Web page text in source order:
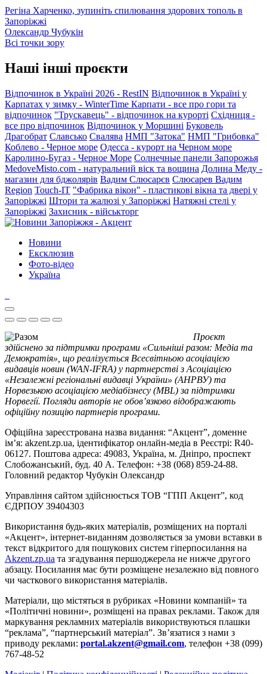
Регіна Харченко, зупиніть спилювання здорових тополь в
Запоріжжі
Олександр Чубукін
Всі точки зору
Наші інші проєкти
Відпочинок в Україні 2026 - RestIN Відпочинок в Україні у
Карпатах у зимку - WinterTime Карпати - все про гори та
відпочинок "Трускавець" - відпочинок на курорті Східниця -
все про відпочинок Відпочинок у Моршині Буковель
Драгобрат Славсько Свалява НМП "Затока" НМП "Грибовка"
Коблево - Черное море Одесса - курорт на Черном море
Каролино-Бугаз - Черное Море Солнечные панели Запорожья
MedoveMisto.com - натуральний віск та вощина Долина Меду -
магазин для бджолярів Вадим Слюсарєв Слюсарев Вадим
Region Touch-IT "Фабрика вікон" - пластикові вікна та двері у
Запоріжжі Штори та жалюзі у Запоріжжі Натяжні стелі у
Запоріжжі Захисник - військторг
Новини
Ексклюзив
Фото-відео
Україна
Проєкт
здійснено за підтримки програми «Сильніші разом: Медіа та
Демократія», що реалізується Всесвітньою асоціацією
видавців новин (WAN-IFRA) у партнерстві з Асоціацією
«Незалежні регіональні видавці України» (АНРВУ) та
Норвезькою асоціацією медіабізнесу (MBL) за підтримки
Норвегії. Погляди авторів не обов’язково відображають
офіційну позицію партнерів програми.
Офіційна зареєстрована назва видання: “Акцент”, доменне
ім’я: akzent.zp.ua, ідентифікатор онлайн-медіа в Реєстрі: R40-
06127. Поштова адреса: 49083, Україна, м. Дніпро, проспект
Слобожанський, буд. 40 А. Телефон: +38 (068) 859-24-88.
Головний редактор Чубукін Олександр
Управління сайтом здійснюється ТОВ “ГПП Акцент”, код
ЄДРПОУ 39404303
Використання будь-яких матеріалів, розміщених на порталі
«Акцент», інтернет-виданням дозволяється за умови вставки в
текст відкритого для пошукових систем гіперпосилання на
Akzent.zp.ua та згадування першоджерела не нижче другого
абзацу. Посилання має бути розміщене незалежно від повного
чи часткового використання матеріалів.
Матеріали, що містяться в рубриках «Новини компаній» та
«Політичні новини», розміщені на правах реклами. Також для
маркування рекламних матеріалів використвуються плашки
“реклама”, “партнерський матеріал”. Зв’язатися з нами з
приводу реклами: portal.akzent@gmail.com, телефон +38 (099)
767-48-52